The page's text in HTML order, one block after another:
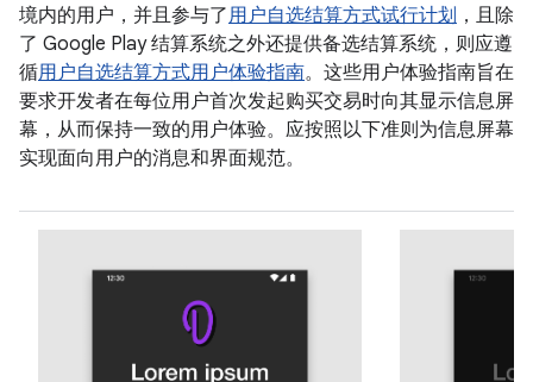
境内的用户，并且参与了用户自选结算方式试行计划 ，且除
了 Google Play 结算系统之外还提供备选结算系统，则应遵
循用户自选结算方式用户体验指南。这些用户体验指南旨在
要求开发者在每位用户首次发起购买交易时向其显示信息屏
幕，从而保持一致的用户体验。应按照以下准则为信息屏幕
实现面向用户的消息和界面规范。